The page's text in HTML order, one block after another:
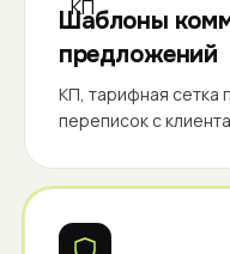
Шаблоны
предложений
КП, тарифная сетка
переписок с